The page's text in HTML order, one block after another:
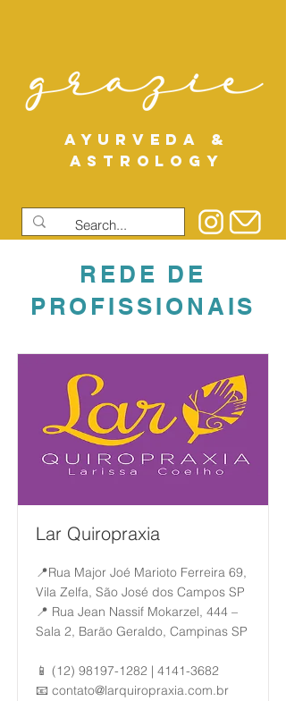
AYURVEDA &
ASTROLOGY
REDE DE
PROFISSIONAIS
Lar Quiropraxia
📍Rua Major Joé Marioto Ferreira 69,
Vila Zelfa, São José dos Campos SP
📍 Rua Jean Nassif Mokarzel, 444 –
Sala 2, Barão Geraldo, Campinas SP
📱 (12) 98197-1282 | 4141-3682
📧 contato@larquiropraxia.com.br